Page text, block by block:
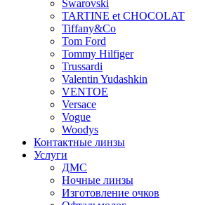
Swarovski
TARTINE et CHOCOLAT
Tiffany&Co
Tom Ford
Tommy Hilfiger
Trussardi
Valentin Yudashkin
VENTOE
Versace
Vogue
Woodys
Контактные линзы
Услуги
ДМС
Ночные линзы
Изготовление очков